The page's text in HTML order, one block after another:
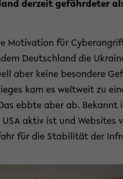
derzeit gefährdeter
Motivation für
Deutschland die
aber keine besondere
kam es weltweit zu
ebbte aber ab. Bekannt
aktiv ist und Websites
für die Stabilität der